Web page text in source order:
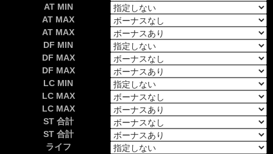
AT MIN
AT MAX
AT MAX
DF MIN
DF MAX
DF MAX
LC MIN
LC MAX
LC MAX
ST 合計
ST 合計
ライフ